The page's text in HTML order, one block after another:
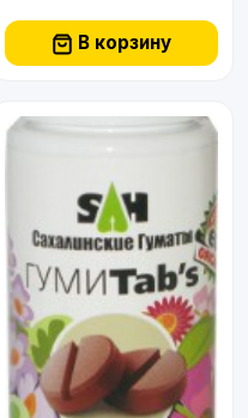
В корзину